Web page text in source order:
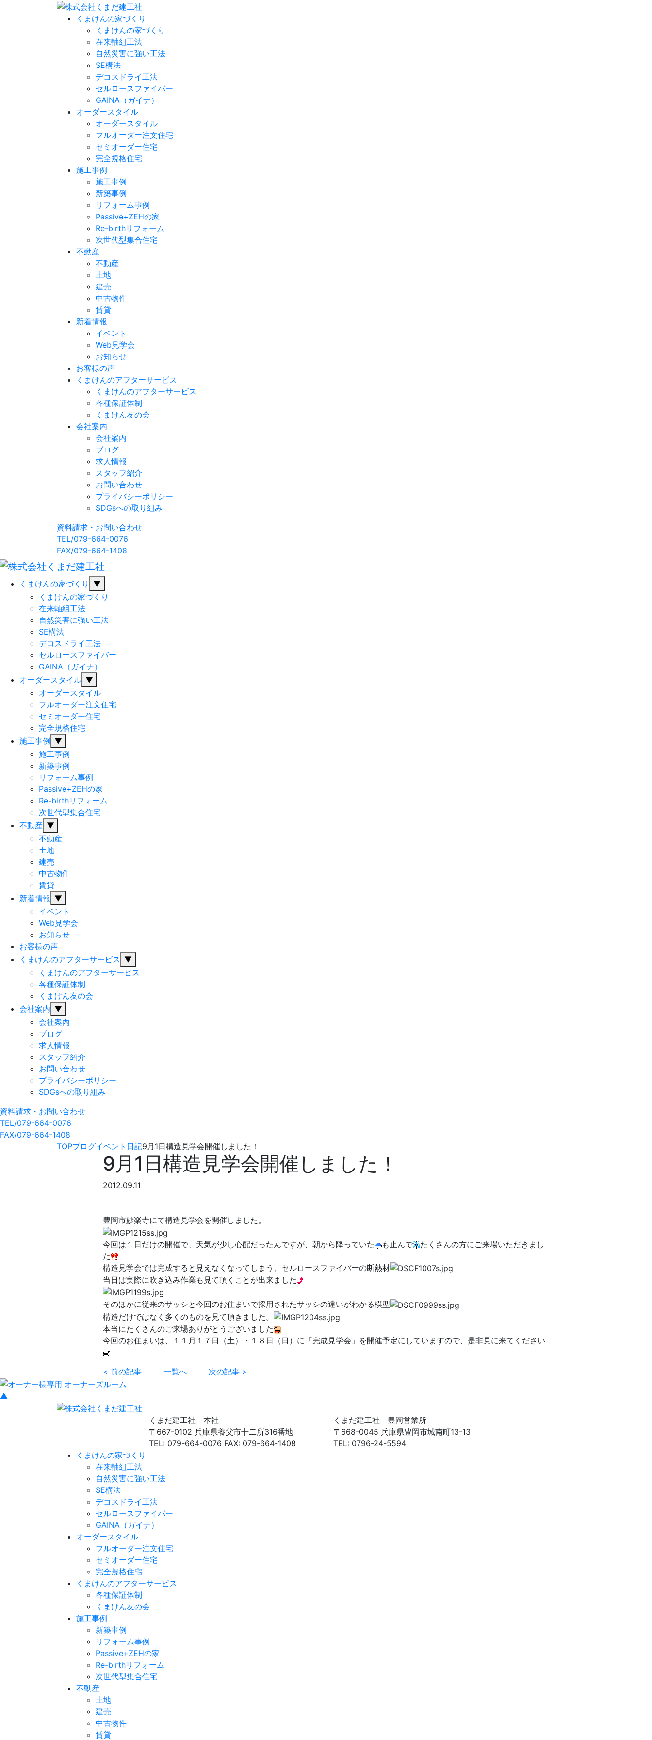
くまけんの家づくり
くまけんの家づくり
在来軸組工法
自然災害に強い工法
SE構法
デコスドライ工法
セルロースファイバー
GAINA（ガイナ）
オーダースタイル
オーダースタイル
フルオーダー注文住宅
セミオーダー住宅
完全規格住宅
施工事例
施工事例
新築事例
リフォーム事例
Passive+ZEHの家
Re-birthリフォーム
次世代型集合住宅
不動産
不動産
土地
建売
中古物件
賃貸
新着情報
イベント
Web見学会
お知らせ
お客様の声
くまけんのアフターサービス
くまけんのアフターサービス
各種保証体制
くまけん友の会
会社案内
会社案内
ブログ
求人情報
スタッフ紹介
お問い合わせ
プライバシーポリシー
SDGsへの取り組み
資料請求・お問い合わせ
TEL/079-664-0076
FAX/079-664-1408
くまけんの家づくり
▼
くまけんの家づくり
在来軸組工法
自然災害に強い工法
SE構法
デコスドライ工法
セルロースファイバー
GAINA（ガイナ）
オーダースタイル ▼
オーダースタイル
フルオーダー注文住宅
セミオーダー住宅
完全規格住宅
施工事例 ▼
施工事例
新築事例
リフォーム事例
Passive+ZEHの家
Re-birthリフォーム
次世代型集合住宅
不動産 ▼
不動産
土地
建売
中古物件
賃貸
新着情報 ▼
イベント
Web見学会
お知らせ
お客様の声
くまけんのアフターサービス ▼
くまけんのアフターサービス
各種保証体制
くまけん友の会
会社案内 ▼
会社案内
ブログ
求人情報
スタッフ紹介
お問い合わせ
プライバシーポリシー
SDGsへの取り組み
資料請求・お問い合わせ
TEL/079-664-0076
FAX/079-664-1408
TOPブログイベント日記9月1日構造見学会開催しました！
9月1日構造見学会開催しました！
2012.09.11
豊岡市妙楽寺にて構造見学会を開催しました。
今回は１日だけの開催で、天気が少し心配だったんですが、朝から降っていた も止んで
たくさんの方にご来場いただきまし
た
構造見学会では完成すると見えなくなってしまう、セルロースファイバーの断熱材
当日は実際に吹き込み作業も見て頂くことが出来ました
そのほかに従来のサッシと今回のお住まいで採用されたサッシの違いがわかる模型
構造だけではなく多くのものを見て頂きました。
本当にたくさんのご来場ありがとうございました
今回のお住まいは、１１月１７日（土）・１８日（日）に「完成見学会」を開催予定にしていますので、是非見に来てください
< 前の記事 一覧へ 次の記事 >
▲
くまだ建工社 本社
〒667-0102 兵庫県養父市十二所316番地
TEL: 079-664-0076 FAX: 079-664-1408
くまだ建工社 豊岡営業所
〒668-0045 兵庫県豊岡市城南町13-13
TEL: 0796-24-5594
くまけんの家づくり
在来軸組工法
自然災害に強い工法
SE構法
デコスドライ工法
セルロースファイバー
GAINA（ガイナ）
オーダースタイル
フルオーダー注文住宅
セミオーダー住宅
完全規格住宅
くまけんのアフターサービス
各種保証体制
くまけん友の会
施工事例
新築事例
リフォーム事例
Passive+ZEHの家
Re-birthリフォーム
次世代型集合住宅
不動産
土地
建売
中古物件
賃貸